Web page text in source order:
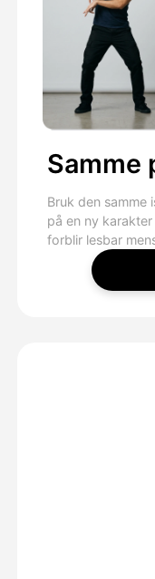
Samme
Bruk den samme
på en ny
forblir lesbar